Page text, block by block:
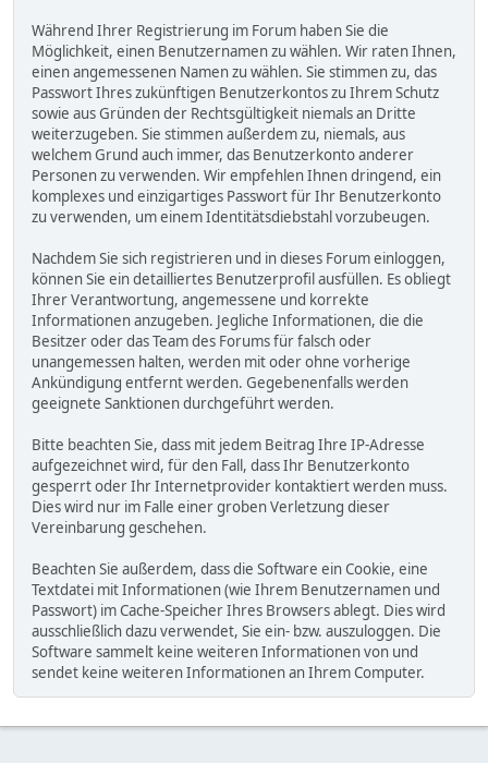
Während Ihrer Registrierung im Forum haben Sie die
Möglichkeit, einen Benutzernamen zu wählen. Wir raten Ihnen,
einen angemessenen Namen zu wählen. Sie stimmen zu, das
Passwort Ihres zukünftigen Benutzerkontos zu Ihrem Schutz
sowie aus Gründen der Rechtsgültigkeit niemals an Dritte
weiterzugeben. Sie stimmen außerdem zu, niemals, aus
welchem Grund auch immer, das Benutzerkonto anderer
Personen zu verwenden. Wir empfehlen Ihnen dringend, ein
komplexes und einzigartiges Passwort für Ihr Benutzerkonto
zu verwenden, um einem Identitätsdiebstahl vorzubeugen.
Nachdem Sie sich registrieren und in dieses Forum einloggen,
können Sie ein detailliertes Benutzerprofil ausfüllen. Es obliegt
Ihrer Verantwortung, angemessene und korrekte
Informationen anzugeben. Jegliche Informationen, die die
Besitzer oder das Team des Forums für falsch oder
unangemessen halten, werden mit oder ohne vorherige
Ankündigung entfernt werden. Gegebenenfalls werden
geeignete Sanktionen durchgeführt werden.
Bitte beachten Sie, dass mit jedem Beitrag Ihre IP-Adresse
aufgezeichnet wird, für den Fall, dass Ihr Benutzerkonto
gesperrt oder Ihr Internetprovider kontaktiert werden muss.
Dies wird nur im Falle einer groben Verletzung dieser
Vereinbarung geschehen.
Beachten Sie außerdem, dass die Software ein Cookie, eine
Textdatei mit Informationen (wie Ihrem Benutzernamen und
Passwort) im Cache-Speicher Ihres Browsers ablegt. Dies wird
ausschließlich dazu verwendet, Sie ein- bzw. auszuloggen. Die
Software sammelt keine weiteren Informationen von und
sendet keine weiteren Informationen an Ihrem Computer.